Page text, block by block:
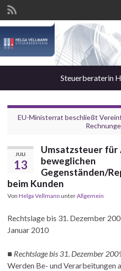
Steuerberaterin
EU-Ministerrat beschließt
JULI
13
Umsatzsteuer für
beweglichen
Gegenständen/
beim Kunden
Von Helga Vellmann unterAllgemein
Rechtslage bis 31. Dezember
Januar 2010
■ Rechtslage bis 31. Dezember
Werden Be- und Verarbeitungen